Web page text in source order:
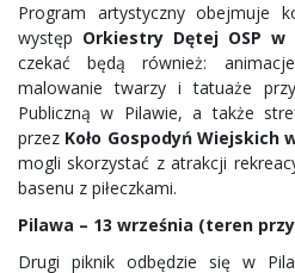
Program artystyczny obejmuje
występ Orkiestry Dętej OSP w
czekać będą również:
malowanie twarzy i tatuaże
Publiczną w Pilawie, a także
przez Koło Gospodyń Wiejskich
mogli skorzystać z atrakcji
basenu z piłeczkami.
Pilawa – 13 września (teren
Drugi piknik odbędzie się w